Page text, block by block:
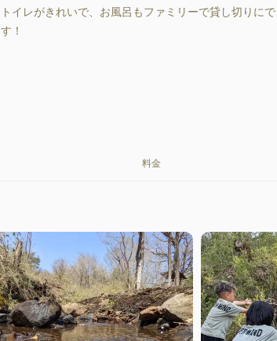
トイレがきれいで、お風呂もファミリーで貸し切りに
す！
料金